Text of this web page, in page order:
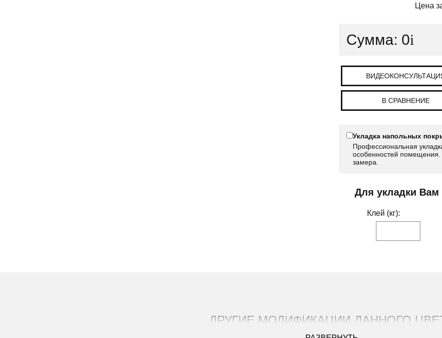
Цена
Сумма: 0i
В СРАВНЕНИЕ
Укладка напольных
Профессиональная
особенностей помещения.
замера.
Для укладки Вам
Клей (кг):
ДРУГИЕ МОДИФИКАЦИИ ДАННОГО